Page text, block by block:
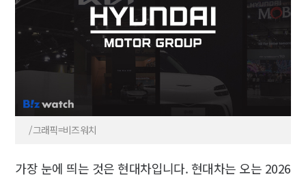
/그래픽=비즈워치
가장 눈에 띄는 것은 현대차입니다. 현대차는 오는 2026